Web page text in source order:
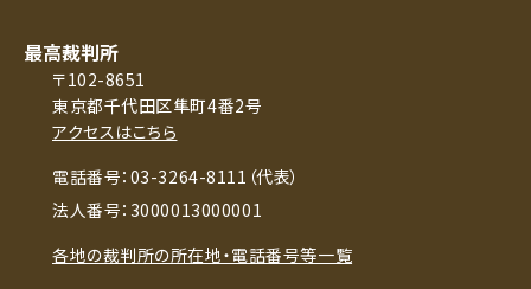
最高裁判所
〒102-8651
東京都千代田区隼町4番2号
アクセスはこちら
電話番号：03-3264-8111（代表）
法人番号：3000013000001
各地の裁判所の所在地・電話番号等一覧